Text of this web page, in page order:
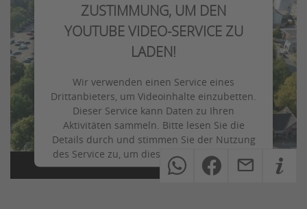
ZUSTIMMUNG, UM DEN
YOUTUBE VIDEO-SERVICE ZU
LADEN!
Wir verwenden einen Service eines
Drittanbieters, um Videoinhalte einzubetten.
Dieser Service kann Daten zu Ihren
Aktivitäten sammeln. Bitte lesen Sie die
Details durch und stimmen Sie der Nutzung
des Service zu, um dieses Video anzusehen.